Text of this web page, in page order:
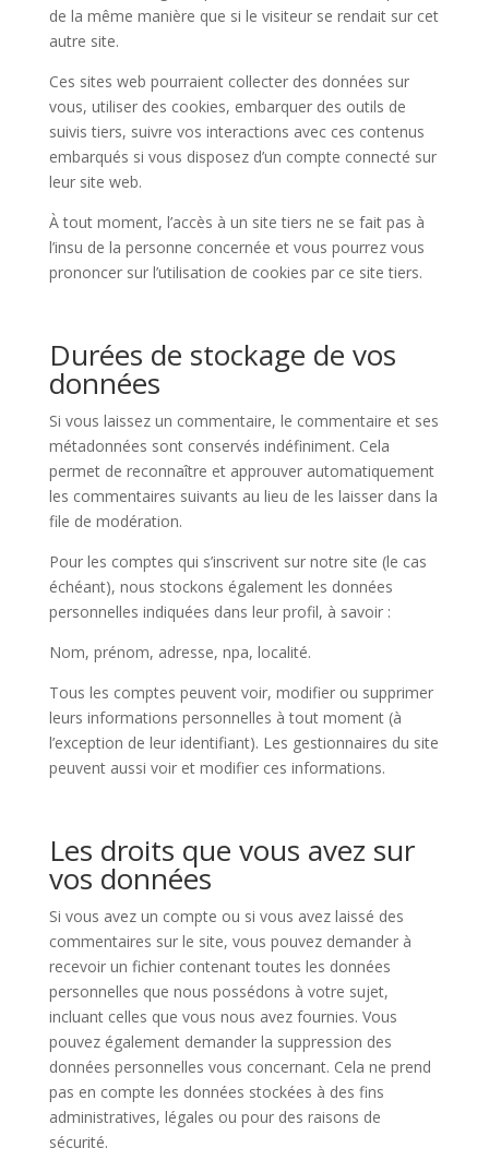
de la même manière que si le visiteur se rendait sur cet
autre site.
Ces sites web pourraient collecter des données sur
vous, utiliser des cookies, embarquer des outils de
suivis tiers, suivre vos interactions avec ces contenus
embarqués si vous disposez d’un compte connecté sur
leur site web.
À tout moment, l’accès à un site tiers ne se fait pas à
l’insu de la personne concernée et vous pourrez vous
prononcer sur l’utilisation de cookies par ce site tiers.
Durées de stockage de vos
données
Si vous laissez un commentaire, le commentaire et ses
métadonnées sont conservés indéfiniment. Cela
permet de reconnaître et approuver automatiquement
les commentaires suivants au lieu de les laisser dans la
file de modération.
Pour les comptes qui s’inscrivent sur notre site (le cas
échéant), nous stockons également les données
personnelles indiquées dans leur profil, à savoir :
Nom, prénom, adresse, npa, localité.
Tous les comptes peuvent voir, modifier ou supprimer
leurs informations personnelles à tout moment (à
l’exception de leur identifiant). Les gestionnaires du site
peuvent aussi voir et modifier ces informations.
Les droits que vous avez sur
vos données
Si vous avez un compte ou si vous avez laissé des
commentaires sur le site, vous pouvez demander à
recevoir un fichier contenant toutes les données
personnelles que nous possédons à votre sujet,
incluant celles que vous nous avez fournies. Vous
pouvez également demander la suppression des
données personnelles vous concernant. Cela ne prend
pas en compte les données stockées à des fins
administratives, légales ou pour des raisons de
sécurité.